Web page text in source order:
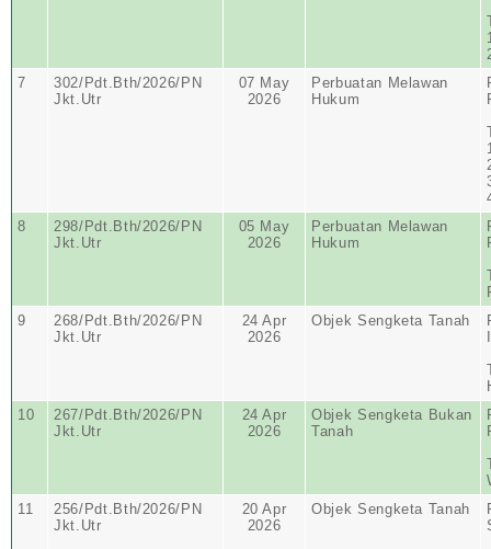
7
302/Pdt.Bth/2026/PN
Jkt.Utr
07 May
2026
Perbuatan Melawan
Hukum
8
298/Pdt.Bth/2026/PN
Jkt.Utr
05 May
2026
Perbuatan Melawan
Hukum
9
268/Pdt.Bth/2026/PN
Jkt.Utr
24 Apr
2026
Objek Sengketa Tanah
10
267/Pdt.Bth/2026/PN
Jkt.Utr
24 Apr
2026
Objek Sengketa Bukan
Tanah
11
256/Pdt.Bth/2026/PN
Jkt.Utr
20 Apr
2026
Objek Sengketa Tanah